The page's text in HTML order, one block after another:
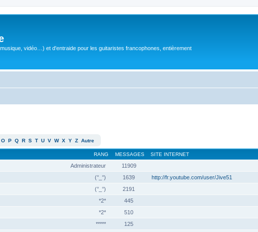
vidéo…) et d'entraide pour les guitaristes francophones, entièrement
O P Q R S T U V W X Y Z Autre
RANG MESSAGES SITE INTERNET
Administrateur 11909
(°_°)
1639 http://fr.youtube.com/user/Jive51
(°_°)
2191
*2*
445
*2*
510
*****
125